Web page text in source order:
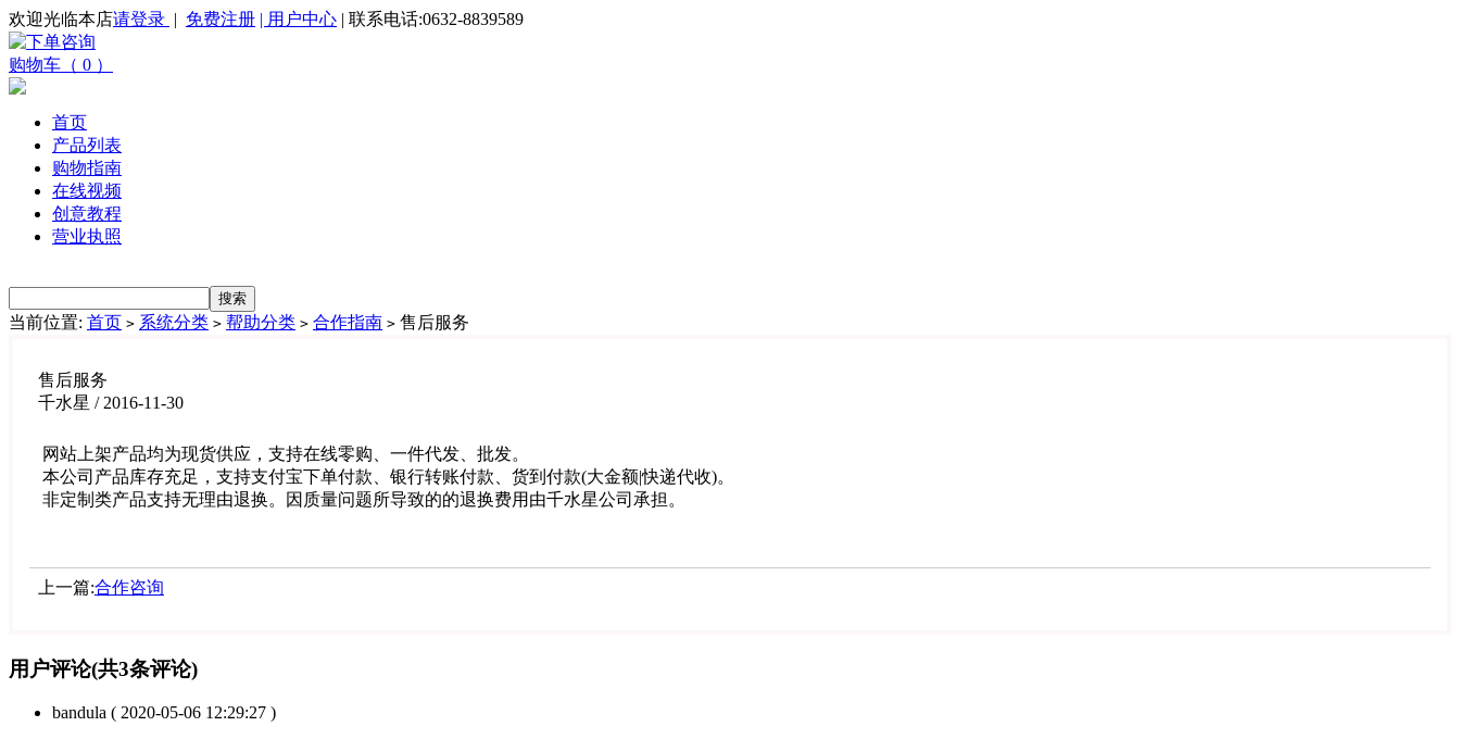
欢迎光临本店请登录 | 免费注册 | 用户中心 | 联系电话:0632-8839589
购物车（ 0 ）
首页
产品列表
购物指南
在线视频
创意教程
营业执照
当前位置: 首页 > 系统分类 > 帮助分类 > 合作指南 > 售后服务
售后服务
千水星 / 2016-11-30
网站上架产品均为现货供应，支持在线零购、一件代发、批发。
本公司产品库存充足，支持支付宝下单付款、银行转账付款、货到付款(大金额|快递代收)。
非定制类产品支持无理由退换。因质量问题所导致的的退换费用由千水星公司承担。
上一篇:合作咨询
用户评论(共3条评论)
bandula ( 2020-05-06 12:29:27 )